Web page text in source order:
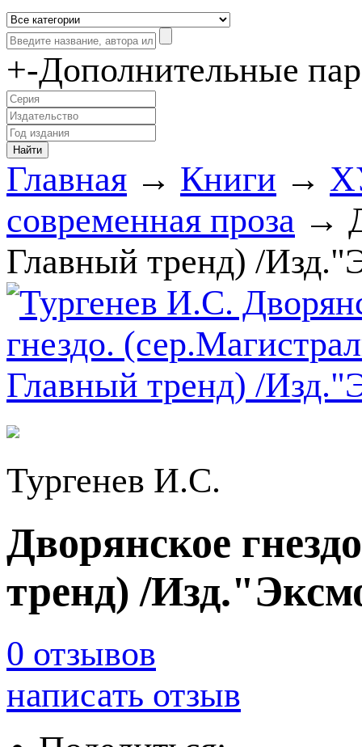
+-Дополнительные
Главная → Книги →
современная проза →
Главный тренд) /
Тургенев И.С.
Дворянское
тренд) /
0 отзывов
написать отзыв